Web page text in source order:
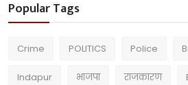
Popular Tags
Crime POLITICS Police
Indapur भाजपा राजकारण